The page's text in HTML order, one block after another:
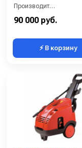
Производительность (л/ч):
90 000 руб.
⚡ В корзину